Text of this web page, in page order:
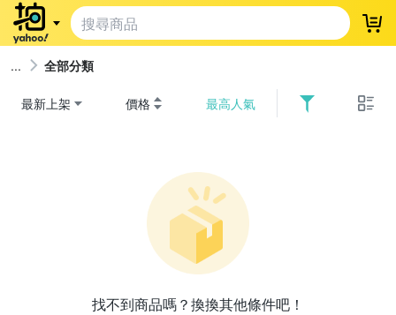
登
全部分類
最新上架 價格 最高人氣
找不到商品嗎？換換其他條件吧！